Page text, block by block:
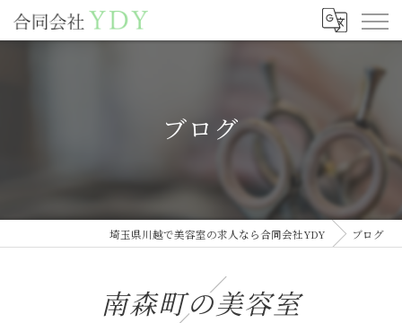
ブログ
埼玉県川越で美容室の求人なら合同会社YDY ブログ
南森町の美容室